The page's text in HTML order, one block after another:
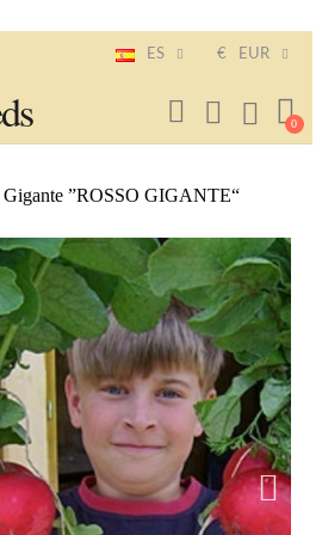
ES € EUR
Gigante ”ROSSO GIGANTE“